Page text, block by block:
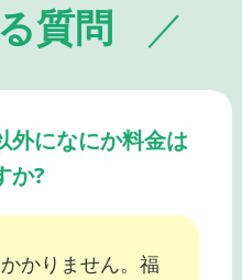
質問
外になにか料金は
か?
かりません。福